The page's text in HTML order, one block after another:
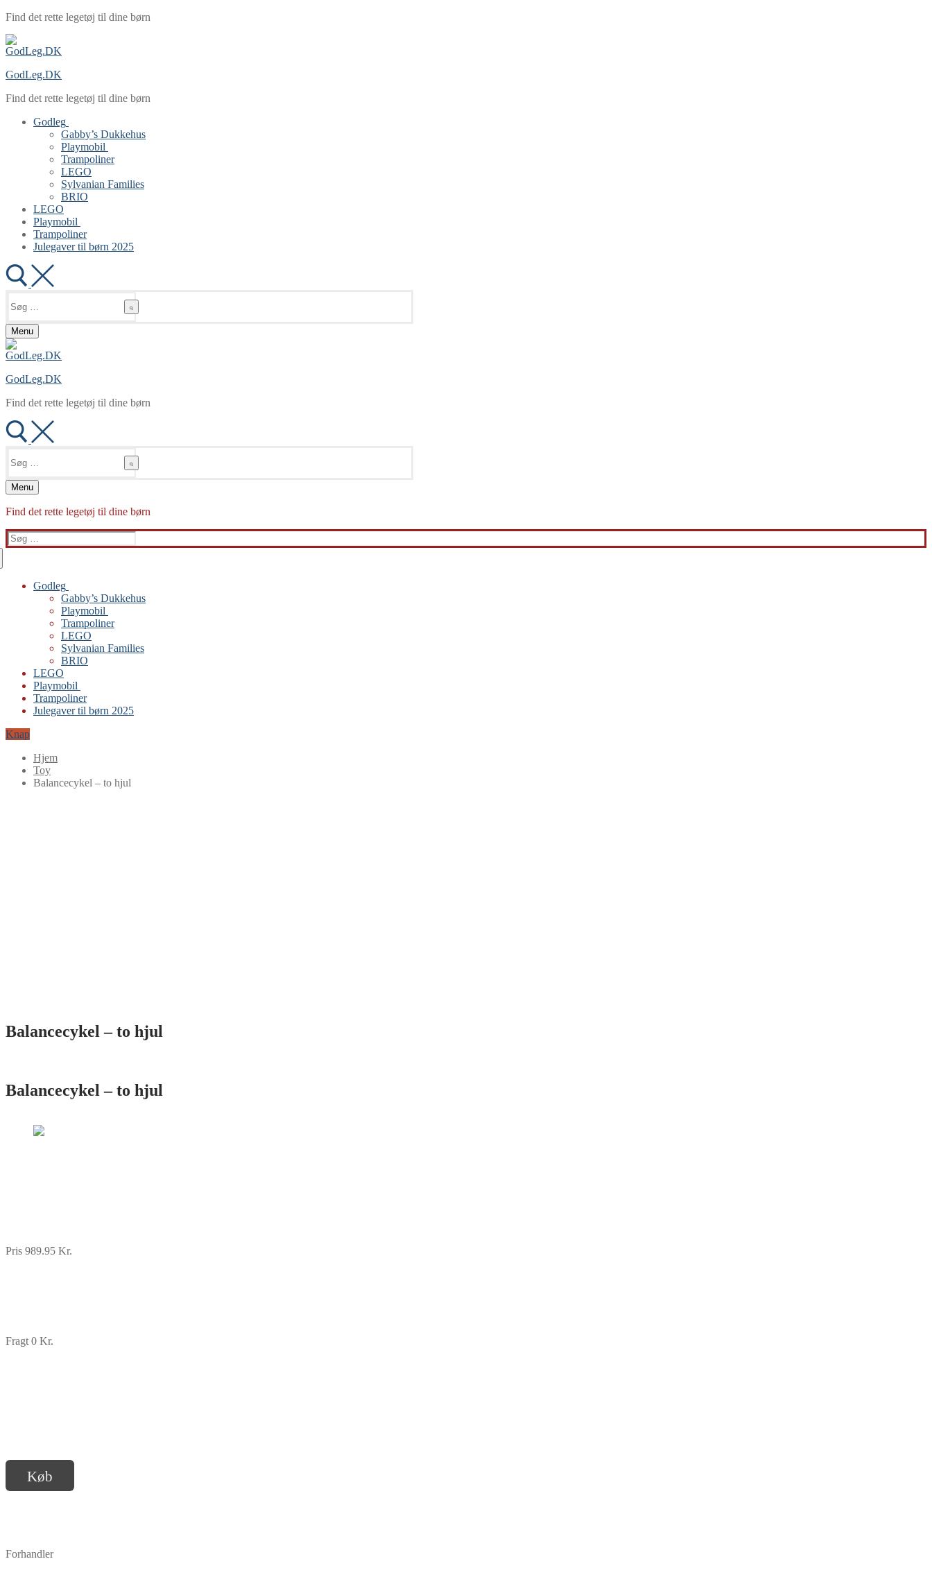
Spring
indhold
Menu
Luk
Find det rette legetøj til dine børn
GodLeg.DK
Find det rette legetøj til dine børn
Godleg
Gabby’s Dukkehus
Playmobil
Trampoliner
LEGO
Sylvanian Families
BRIO
LEGO
Playmobil
Trampoliner
Julegaver til børn 2025
efter:
Menu
GodLeg.DK
Find det rette legetøj til dine børn
efter:
Menu
Find det rette legetøj til dine børn
Søg
efter:
Godleg
Gabby’s Dukkehus
Playmobil
Trampoliner
LEGO
Sylvanian Families
BRIO
LEGO
Playmobil
Trampoliner
Julegaver til børn 2025
Knap
Hjem
Toy
Balancecykel – to hjul
Balancecykel – to hjul
Balancecykel – to hjul
Pris 989.95 Kr.
Fragt 0 Kr.
Køb
Forhandler